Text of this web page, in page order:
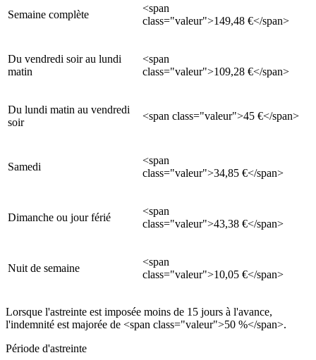
Semaine complète
<span
class="valeur">149,48 €</span>
Du vendredi soir au lundi
matin
<span
class="valeur">109,28 €</span>
Du lundi matin au vendredi
soir
<span class="valeur">45 €</span>
Samedi
<span
class="valeur">34,85 €</span>
Dimanche ou jour férié
<span
class="valeur">43,38 €</span>
Nuit de semaine
<span
class="valeur">10,05 €</span>
Lorsque l'astreinte est imposée moins de 15 jours à l'avance,
l'indemnité est majorée de <span class="valeur">50 %</span>.
Période d'astreinte